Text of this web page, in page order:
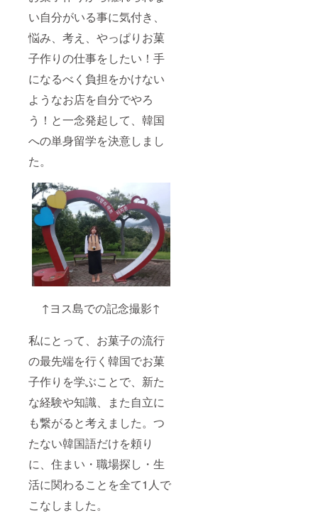
い自分がいる事に気付き、
悩み、考え、やっぱりお菓
子作りの仕事をしたい！手
になるべく負担をかけない
ようなお店を自分でやろ
う！と一念発起して、韓国
への単身留学を決意しまし
た。
↑ヨス島での記念撮影↑
私にとって、お菓子の流行
の最先端を行く韓国でお菓
子作りを学ぶことで、新た
な経験や知識、また自立に
も繋がると考えました。つ
たない韓国語だけを頼り
に、住まい・職場探し・生
活に関わることを全て1人で
こなしました。